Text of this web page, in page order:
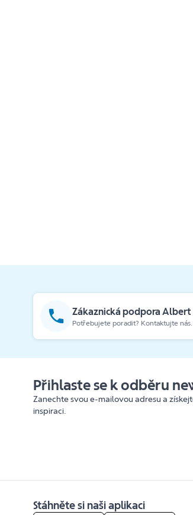
Zákaznická podpora Albert
Potřebujete poradit? Kontaktujte nás.
Přihlaste se k odběru
Zanechte svou e-mailovou adresu a
inspiraci.
Stáhněte si naši aplikaci